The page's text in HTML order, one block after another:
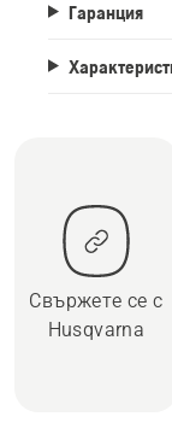
Гаранция
Свържете се с
Husqvarna